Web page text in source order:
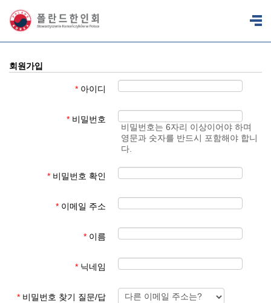
회원가입
* 아이디
* 비밀번호
비밀번호는 6자리 이상이어야 하며
영문과 숫자를 반드시 포함해야 합니
다.
* 비밀번호 확인
* 이메일 주소
* 이름
* 닉네임
* 비밀번호 찾기 질문/답